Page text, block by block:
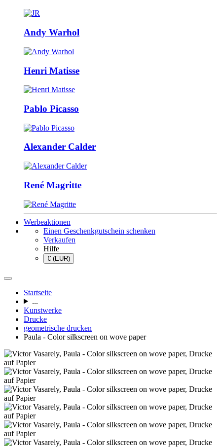
Andy Warhol
Henri Matisse
Pablo Picasso
Alexander Calder
René Magritte
Werbeaktionen
Einen Geschenkgutschein schenken
Verkaufen
Hilfe
€ (EUR)
Startseite
...
Kunstwerke
Drucke
geometrische drucken
Paula - Color silkscreen on wove paper